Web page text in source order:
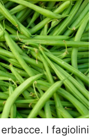
I fagiolini